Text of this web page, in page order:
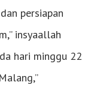
persiapan
insyaallah
hari minggu 22